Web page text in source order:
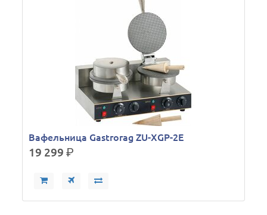
Вафельница Gastrorag ZU-XGP-2E
19 299р.